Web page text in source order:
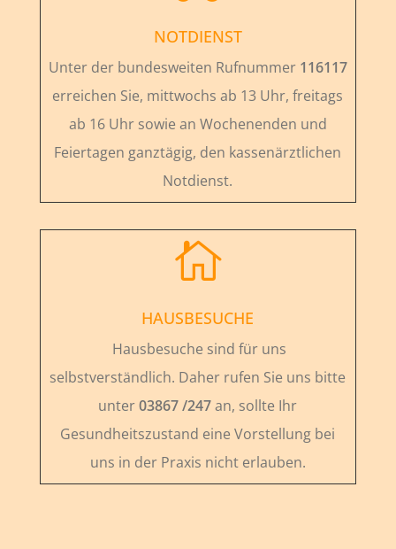
NOTDIENST
Unter der bundesweiten Rufnummer 116117
erreichen Sie, mittwochs ab 13 Uhr, freitags
ab 16 Uhr sowie an Wochenenden und
Feiertagen ganztägig, den kassenärztlichen
Notdienst.

HAUSBESUCHE
Hausbesuche sind für uns
selbstverständlich. Daher rufen Sie uns bitte
unter03867 /247an, sollte Ihr
Gesundheitszustand eine Vorstellung bei
uns in der Praxis nicht erlauben.